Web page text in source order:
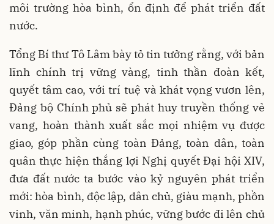
môi trường hòa bình, ổn định để phát triển đất
nước.
Tổng Bí thư Tô Lâm bày tỏ tin tưởng rằng, với bản
lĩnh chính trị vững vàng, tinh thần đoàn kết,
quyết tâm cao, với trí tuệ và khát vọng vươn lên,
Đảng bộ Chính phủ sẽ phát huy truyền thống vẻ
vang, hoàn thành xuất sắc mọi nhiệm vụ được
giao, góp phần cùng toàn Đảng, toàn dân, toàn
quân thực hiện thắng lợi Nghị quyết Đại hội XIV,
đưa đất nước ta bước vào kỷ nguyên phát triển
mới: hòa bình, độc lập, dân chủ, giàu mạnh, phồn
vinh, văn minh, hạnh phúc, vững bước đi lên chủ